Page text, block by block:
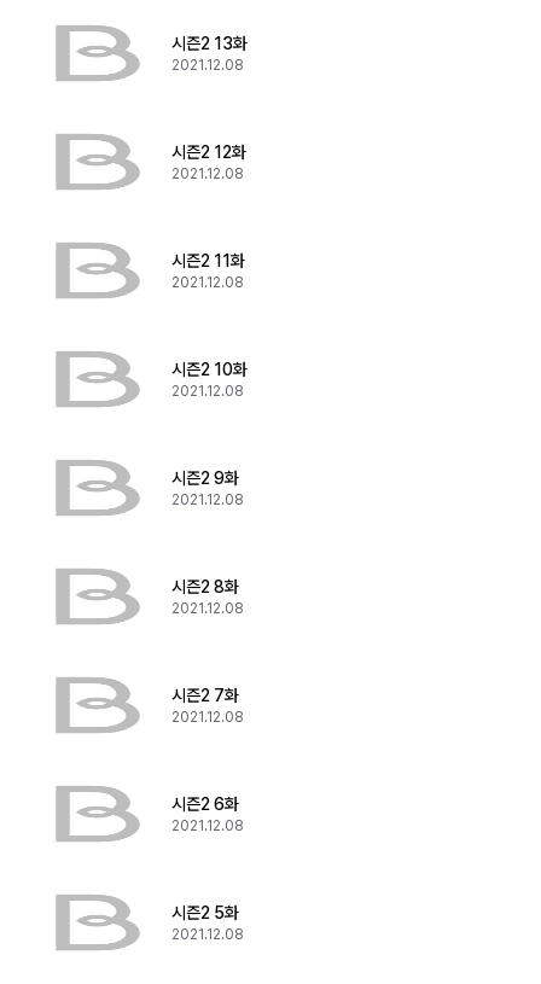
시즌2 13화
2021.12.08
시즌2 12화
2021.12.08
시즌2 11화
2021.12.08
시즌2 10화
2021.12.08
시즌2 9화
2021.12.08
시즌2 8화
2021.12.08
시즌2 7화
2021.12.08
시즌2 6화
2021.12.08
시즌2 5화
2021.12.08